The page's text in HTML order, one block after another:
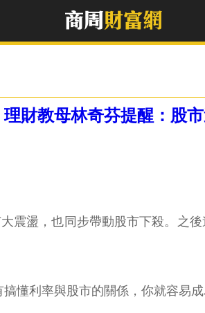
財教母林奇芬提醒：股
震盪，也同步帶動股市下殺。之
懂利率與股市的關係，你就容易成